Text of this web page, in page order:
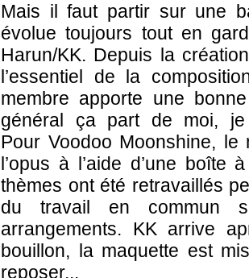
Mais il faut partir sur une
évolue toujours tout en
Harun/KK. Depuis la
l’essentiel de la
membre apporte une
général ça part de moi,
Pour Voodoo Moonshine,
l’opus à l’aide d’une boîte
thèmes ont été retravaillés
du travail en commun
arrangements. KK arrive
bouillon, la maquette est
reposer...